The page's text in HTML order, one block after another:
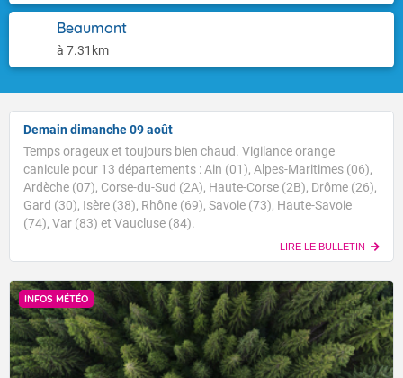
Beaumont
à 7.31km
Demain dimanche 09 août
Temps orageux et toujours bien chaud. Vigilance orange
canicule pour 13 départements : Ain (01), Alpes-Maritimes (06),
Ardèche (07), Corse-du-Sud (2A), Haute-Corse (2B), Drôme (26),
Gard (30), Isère (38), Rhône (69), Savoie (73), Haute-Savoie
(74), Var (83) et Vaucluse (84).
LIRE LE BULLETIN
INFOS MÉTÉO